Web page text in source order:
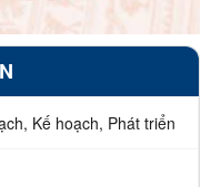
Kế hoạch, Phát triển